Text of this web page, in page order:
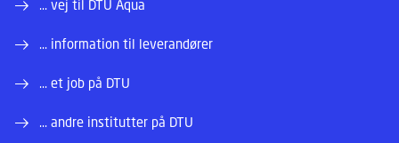
... vej til DTU Aqua
... information til leverandører
... et job på DTU
... andre institutter på DTU